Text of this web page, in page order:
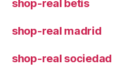
shop-real betis
shop-real madrid
shop-real sociedad